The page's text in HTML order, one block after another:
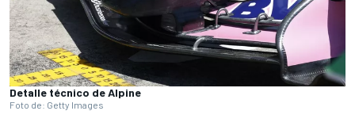
Detalle técnico de Alpine
Foto de: Getty Images